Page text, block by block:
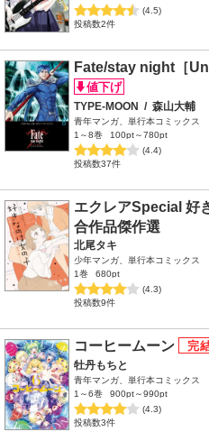
(4.5)
投稿数2件
Fate/stay night［
TYPE-MOON / 森山大輔
青年マンガ、単行本コミックス
1～8巻
100pt～780pt
(4.4)
投稿数37件
エクレアSpecial 好
合作品傑作選
北尾タキ
少年マンガ、単行本コミックス
1巻
680pt
(4.3)
投稿数9件
コーヒームーン
牡丹もちと
青年マンガ、単行本コミックス
1～6巻
900pt～990pt
(4.3)
投稿数3件